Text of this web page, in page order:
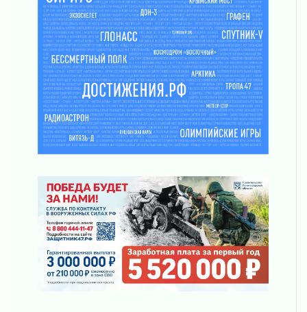
Новые возможности для творчества
31 июля 2026
За сухими цифрами — реальная жизнь
31 июля 2026
От инженера-создателя к волонтёрам
«Созидателям»
31 июля 2026
Генеральная репетиция векового юбилея
31 июля 2026
Открытое сердце и стремление делать добро
Давайте разберемся!
30 июля 2026
Круглую ригу в Гатчине отреставрируют в
2027 году
30 июля 2026
Путешествие к западным рубежам
30 июля 2026